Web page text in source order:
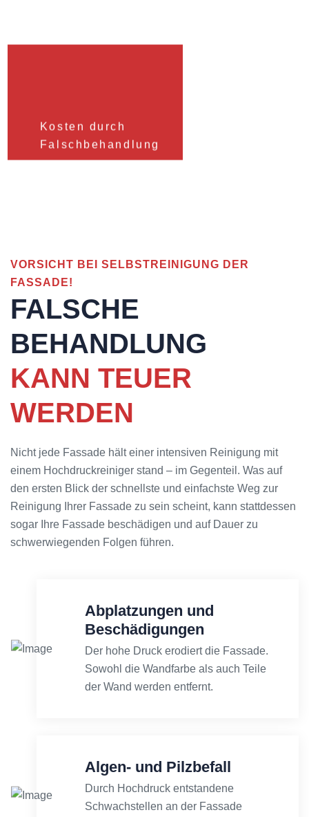
Kosten durch
Falschbehandlung
VORSICHT BEI SELBSTREINIGUNG DER
FASSADE!
FALSCHE
BEHANDLUNG
KANN TEUER
WERDEN
Nicht jede Fassade hält einer intensiven Reinigung mit
einem Hochdruckreiniger stand – im Gegenteil. Was auf
den ersten Blick der schnellste und einfachste Weg zur
Reinigung Ihrer Fassade zu sein scheint, kann stattdessen
sogar Ihre Fassade beschädigen und auf Dauer zu
schwerwiegenden Folgen führen.
Abplatzungen und
Beschädigungen
Der hohe Druck erodiert die Fassade.
Sowohl die Wandfarbe als auch Teile
der Wand werden entfernt.
Algen- und Pilzbefall
Durch Hochdruck entstandene
Schwachstellen an der Fassade